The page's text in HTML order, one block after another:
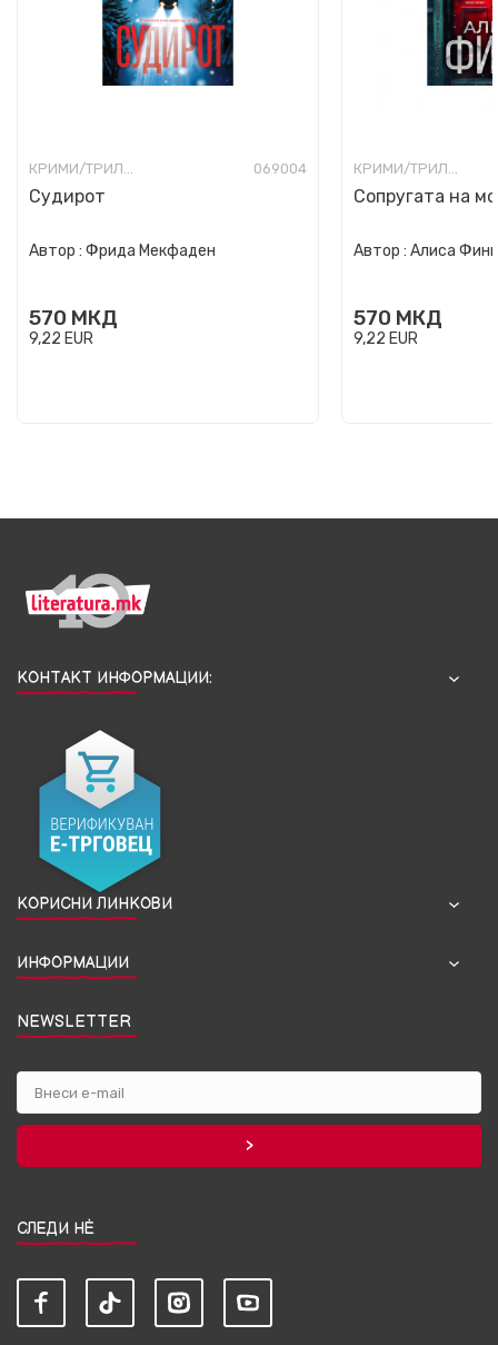
КРИМИ/ТРИЛЕР 069004
Судирот
Автор : Фрида Мекфаден
570 МКД
9,22 EUR
КРИМИ/ТРИЛЕР
Сопругата на
Автор : Алиса Фини
570 МКД
9,22 EUR
КОНТАКТ ИНФОРМАЦИИ:
КОРИСНИ ЛИНКОВИ
ИНФОРМАЦИИ
NEWSLETTER
СЛЕДИ НЀ